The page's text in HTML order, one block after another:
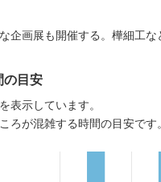
企画展も開催する。樺細工
の目安
表示しています。
ろが混雑する時間の目安です。